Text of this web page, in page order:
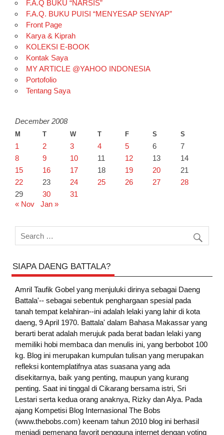
F.A.Q BUKU “NARSIS”
F.A.Q. BUKU PUISI “MENYESAP SENYAP”
Front Page
Karya & Kiprah
KOLEKSI E-BOOK
Kontak Saya
MY ARTICLE @YAHOO INDONESIA
Portofolio
Tentang Saya
December 2008
M T W T F S S
1 2 3 4 5 6
7
8
9 10 11 12 13
14
15
16 17 18 19 20
21
22
23 24 25 26 27
28
29
30
31
« Nov
Jan »
SIAPA DAENG BATTALA?
Amril Taufik Gobelyang menjuluki dirinya sebagai Daeng
Battala'-- sebagai sebentuk penghargaan spesial pada
tanah tempat kelahiran--ini adalah lelaki yang lahir di kota
daeng, 9 April 1970. Battala' dalam Bahasa Makassar yang
berarti berat adalah merujuk pada berat badan lelaki yang
memiliki hobi membaca dan menulis ini, yang berbobot 100
kg. Blog ini merupakan kumpulan tulisan yang merupakan
refleksi kontemplatifnya atas suasana yang ada
disekitarnya, baik yang penting, maupun yang kurang
penting. Saat ini tinggal di Cikarang bersama istri, Sri
Lestari serta kedua orang anaknya, Rizky dan Alya. Pada
ajang Kompetisi Blog Internasional The Bobs
(www.thebobs.com) keenam tahun 2010 blog ini berhasil
menjadi pemenang favorit pengguna internet dengan voting